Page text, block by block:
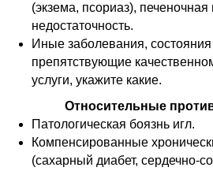
(экзема, псориаз), печеночная
недостаточность.
Иные заболевания,
препятствующие
услуги, укажите какие.
Относительные
Патологическая боязнь игл.
Компенсированные
(сахарный диабет, сердечно-